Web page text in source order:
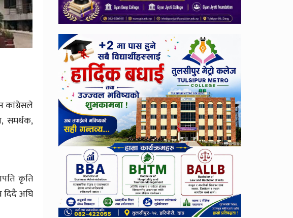
कांग्रेसले
समर्थक,
कृति
अघि